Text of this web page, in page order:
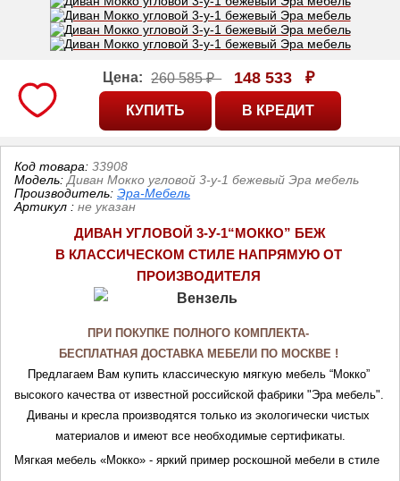
Цена: 260 585 ₽ 148 533 ₽
Код товара: 33908
Модель:Диван Мокко угловой 3-у-1 бежевый Эра мебель
Производитель: Эра-Мебель
Артикул : не указан
ДИВАН УГЛОВОЙ 3-У-1“МОККО” БЕЖ
В КЛАССИЧЕСКОМ СТИЛЕ НАПРЯМУЮ ОТ
ПРОИЗВОДИТЕЛЯ
ПРИ ПОКУПКЕ ПОЛНОГО КОМПЛЕКТА-
БЕСПЛАТНАЯ ДОСТАВКА МЕБЕЛИ ПО МОСКВЕ !
Предлагаем Вам купить классическую мягкую мебель “Мокко”
высокого качества от известной российской фабрики "Эра мебель".
Диваны и кресла производятся только из экологически чистых
материалов и имеют все необходимые сертификаты.
Мягкая мебель «Мокко» - яркий пример роскошной мебели в стиле